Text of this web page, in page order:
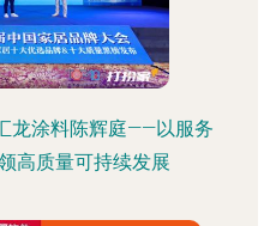
龙涂料陈辉庭——以服务
高质量可持续发展